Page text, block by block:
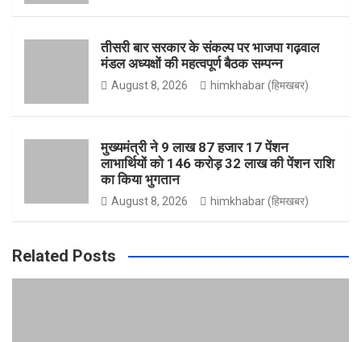
a
तीसरी बार सरकार के संकल्प पर भाजपा गढ़वाल
मंडल अध्यक्षों की महत्वपूर्ण बैठक सम्पन्न
August 8, 2026 himkhabar (हिमखबर)
मुख्यमंत्री ने 9 लाख 87 हजार 17 पेंशन
लाभार्थियों को 146 करोड़ 32 लाख की पेंशन राशि
का किया भुगतान
August 8, 2026 himkhabar (हिमखबर)
Related Posts